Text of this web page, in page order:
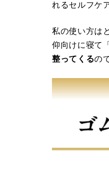
れるセルフケ
私の使い方は
仰向けに寝て
整ってくるの